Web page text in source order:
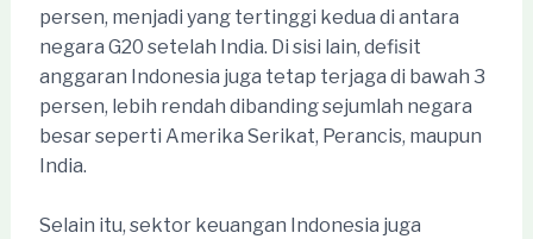
persen, menjadi yang tertinggi kedua di antara
negara G20 setelah India. Di sisi lain, defisit
anggaran Indonesia juga tetap terjaga di bawah 3
persen, lebih rendah dibanding sejumlah negara
besar seperti Amerika Serikat, Perancis, maupun
India.
Selain itu, sektor keuangan Indonesia juga